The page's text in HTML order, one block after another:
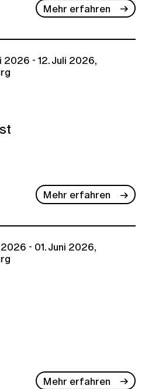
Mehr erfahren
2026 - 12. Juli 2026,
Mehr erfahren
- 01. Juni 2026,
Mehr erfahren